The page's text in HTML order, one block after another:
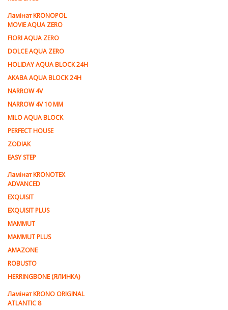
Ламiнат KRONOPOL
MOVIE AQUA ZERO
FIORI AQUA ZERO
DOLCE AQUA ZERO
HOLIDAY AQUA BLOCK 24H
AKABA AQUA BLOCK 24H
NARROW 4V
NARROW 4V 10 MM
MILO AQUA BLOCK
PERFECT HOUSE
ZODIAK
EASY STEP
Ламінат KRONOTEX
ADVANCED
EXQUISIT
EXQUISIT PLUS
MAMMUT
MAMMUT PLUS
AMAZONE
ROBUSTO
HERRINGBONE (ЯЛИНКА)
Ламiнат KRONO ORIGINAL
ATLANTIC 8